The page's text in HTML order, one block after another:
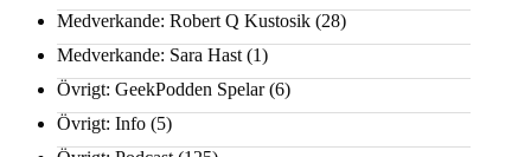
Medverkande: Robert Q Kustosik (28)
Medverkande: Sara Hast (1)
Övrigt: GeekPodden Spelar(6)
Övrigt: Info (5)